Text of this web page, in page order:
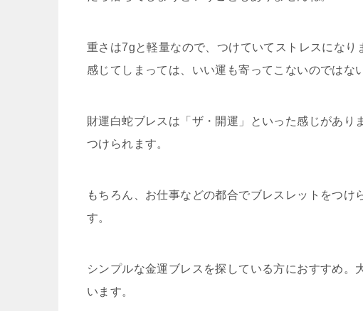
重さは7gと軽量なので、つけていてストレスにな
感じてしまっては、いい運も寄ってこないのではな
財運白蛇ブレスは「ザ・開運」といった感じがあ
つけられます。
もちろん、お仕事などの都合でブレスレットをつ
す。
シンプルな金運ブレスを探している方におすすめ
います。